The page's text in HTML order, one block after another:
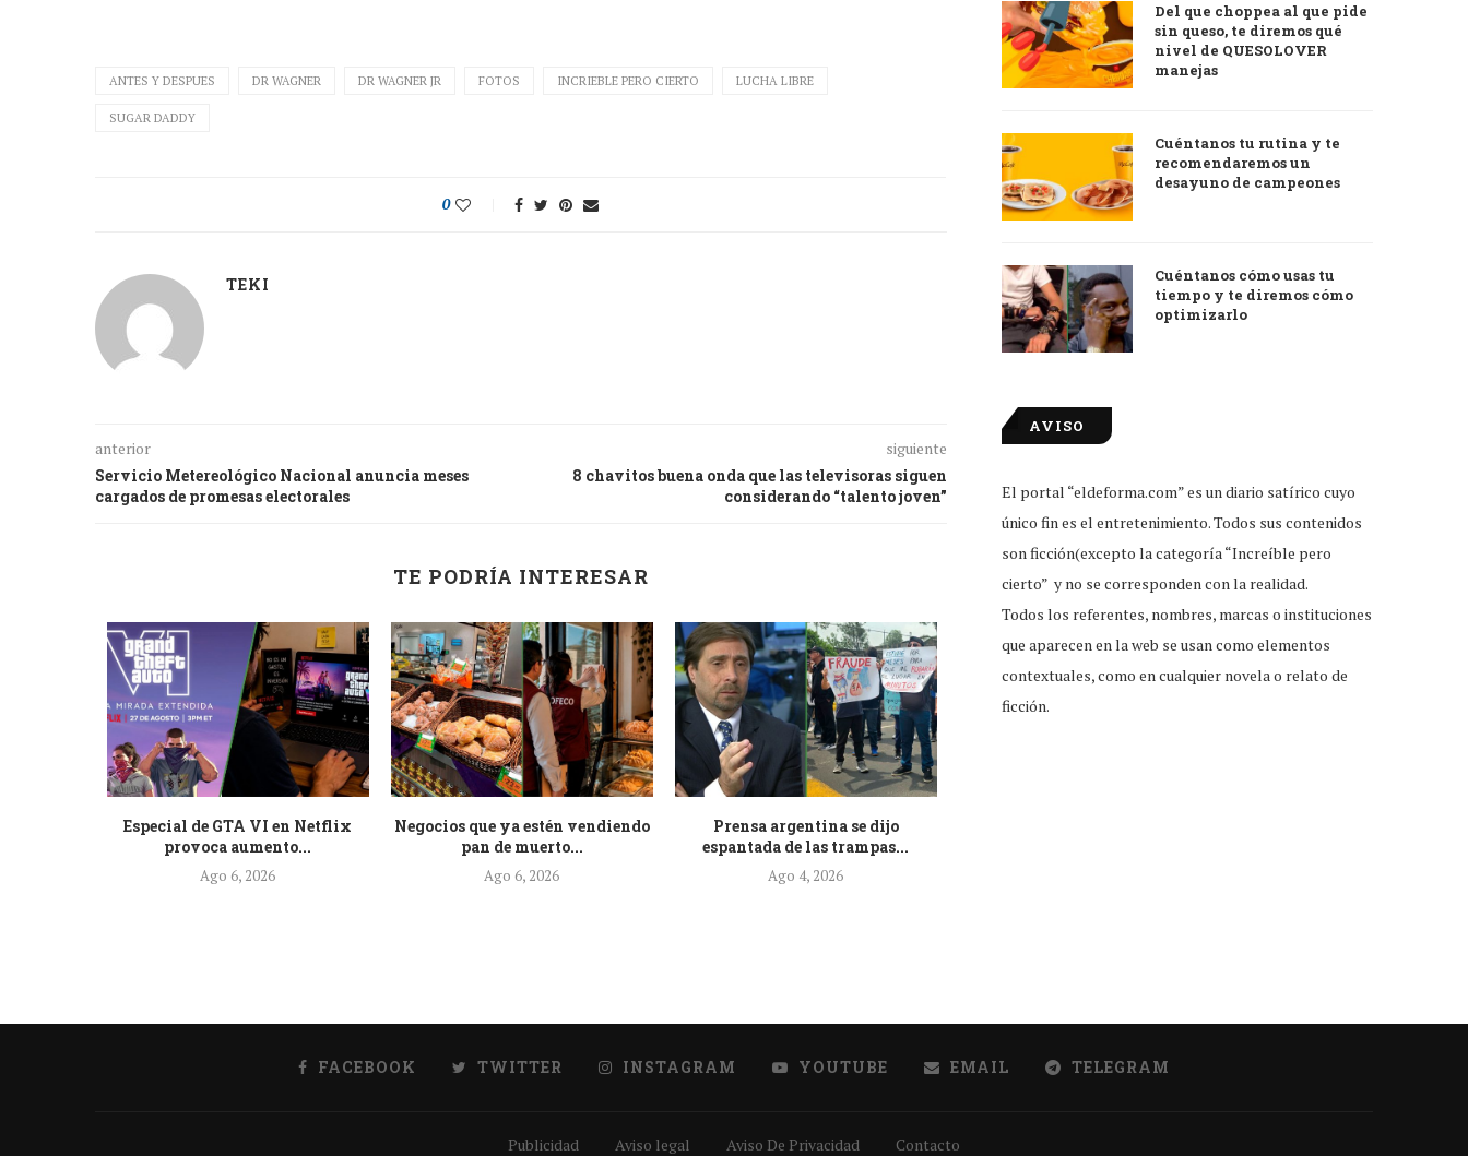
ANTES Y DESPUES DR WAGNER DR WAGNER JR FOTOS INCRIEBLE PERO CIERTO LUCHA LIBRE
SUGAR DADDY
0
TEKI
anterior
Servicio Metereológico Nacional anuncia meses
cargados de promesas electorales
siguiente
8 chavitos buena onda que las televisoras siguen
considerando “talento joven”
TE PODRÍA INTERESAR
Especial de GTA VI en Netflix
provoca aumento...
Ago 6, 2026
Negocios que ya estén vendiendo
pan de muerto...
Ago 6, 2026
Prensa argentina se dijo
espantada de las trampas...
Ago 4, 2026
Del que choppea al que pide
sin queso, te diremos qué
nivel de QUESOLOVER
manejas
Cuéntanos tu rutina y te
recomendaremos un
desayuno de campeones
Cuéntanos cómo usas tu
tiempo y te diremos cómo
optimizarlo
AVISO
El portal “eldeforma.com” es un diario satírico cuyo
único fin es el entretenimiento. Todos sus contenidos
son ficción(excepto la categoría “Increíble pero
cierto” y no se corresponden con la realidad.
Todos los referentes, nombres, marcas o instituciones
que aparecen en la web se usan como elementos
contextuales, como en cualquier novela o relato de
ficción.
FACEBOOK TWITTER INSTAGRAM YOUTUBE EMAIL TELEGRAM
Publicidad Aviso legal Aviso De Privacidad Contacto